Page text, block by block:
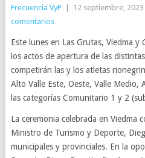
Frecuencia VyP 12 septiembre, 2023
comentarios
Este lunes en Las Grutas, Viedma y
los actos de apertura de las
competirán las y los atletas
Alto Valle Este, Oeste, Valle Medio,
las categorías Comunitario 1 y 2
La ceremonia celebrada en Viedma
Ministro de Turismo y Deporte,
municipales y provinciales. En la